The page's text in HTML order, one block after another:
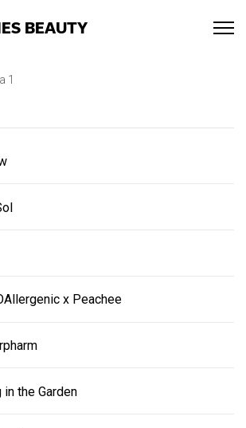
BEAUTY
1
x Peachee
in the Garden